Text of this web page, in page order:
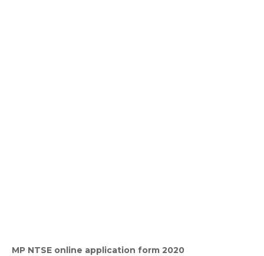
MP NTSE online application form 2020